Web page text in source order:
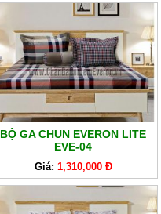
BỘ GA CHUN EVERON LITE
EVE-04
Giá: 1,310,000 Đ